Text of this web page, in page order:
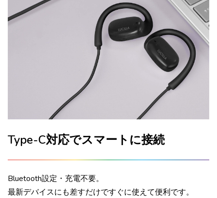
Type-C対応でスマートに接続
Bluetooth設定・充電不要。
最新デバイスにも差すだけですぐに使えて便利です。